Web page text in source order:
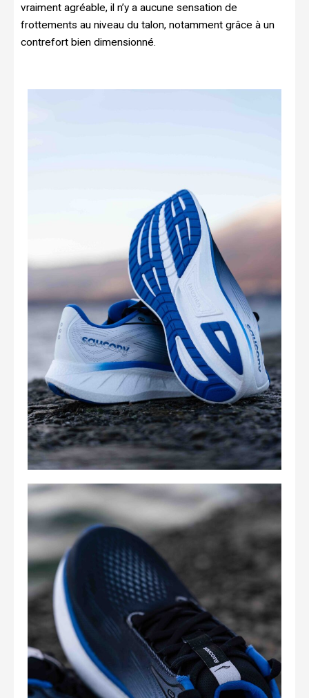
vraiment agréable, il n’y a aucune sensation de
frottements au niveau du talon, notamment grâce à un
contrefort bien dimensionné.